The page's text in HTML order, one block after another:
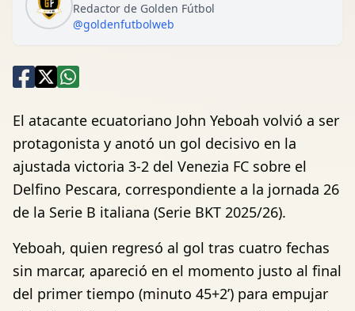
Redactor de Golden Fútbol
@goldenfutbolweb
El atacante ecuatoriano John Yeboah volvió a ser
protagonista y anotó un gol decisivo en la
ajustada victoria 3-2 del Venezia FC sobre el
Delfino Pescara, correspondiente a la jornada 26
de la Serie B italiana (Serie BKT 2025/26).
Yeboah, quien regresó al gol tras cuatro fechas
sin marcar, apareció en el momento justo al final
del primer tiempo (minuto 45+2’) para empujar